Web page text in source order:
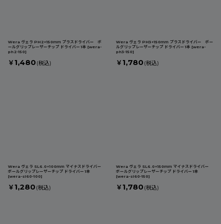
Wera ヴェラ PH2×150ｍｍ プラスドライバー ボ
ールグリップレーザーチップ ドライバー 1本 [wera-
ph2-150]
￥ 1,480 (税込)
Wera ヴェラ PH3×150ｍｍ プラスドライバー ボー
ルグリップレーザーチップ ドライバー 1本 [wera-
ph3-150]
￥ 1,780 (税込)
Wera ヴェラ SL6.0×100ｍｍ マイナスドライバー
ボールグリップレーザーチップ ドライバー 1本
[wera-sl60-100]
￥ 1,280 (税込)
Wera ヴェラ SL6.0×150ｍｍ マイナスドライバー
ボールグリップレーザーチップ ドライバー 1本
[wera-sl60-150]
￥ 1,780 (税込)